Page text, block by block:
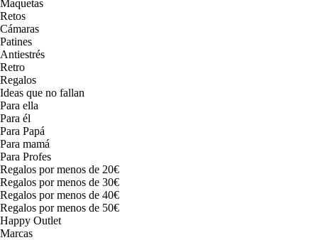
Maquetas
Retos
Cámaras
Patines
Antiestrés
Retro
Regalos
Ideas que no fallan
Para ella
Para él
Para Papá
Para mamá
Para Profes
Regalos por menos de 20€
Regalos por menos de 30€
Regalos por menos de 40€
Regalos por menos de 50€
Happy Outlet
Marcas